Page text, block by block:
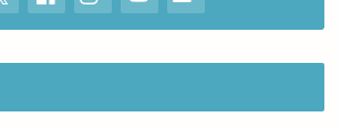
お問い合わせ